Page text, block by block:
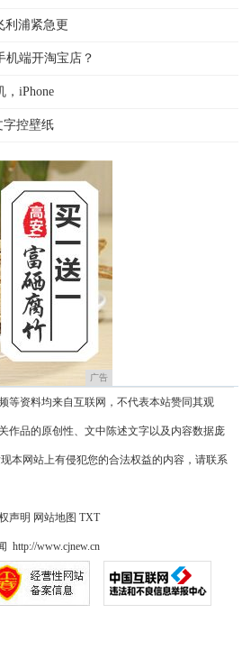
利浦紧急更
机端开淘宝店？
，iPhone
字控壁纸
广告
等资料均来自互联网，不代表本站赞同其观
作品的原创性、文中陈述文字以及内容数据庞
本网站上有侵犯您的合法权益的内容，请联系
声明 网站地图 TXT
http://www.cjnew.cn